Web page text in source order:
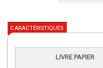
LIVRE PAPIER
CARACTÉRISTIQUES
Français